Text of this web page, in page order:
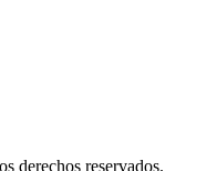
derechos reservados.